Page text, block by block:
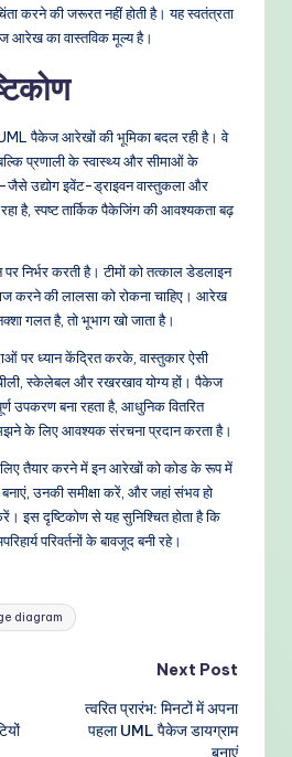
करने की जरूरत नहीं होती है। यह स्वतंत्रता
आरेख का वास्तविक मूल्य है।
UML पैकेज आरेखों की भूमिका बदल रही है। वे
प्रणाली के स्वास्थ्य और सीमाओं के
जैसे उद्योग इवेंट-ड्राइवन वास्तुकला और
है, स्पष्ट तार्किक पैकेजिंग की आवश्यकता बढ़
निर्भर करती है। टीमों को तत्काल डेडलाइन
करने की लालसा को रोकना चाहिए। आरेख
गलत है, तो भूभाग खो जाता है।
पर ध्यान केंद्रित करके, वास्तुकार ऐसी
स्केलेबल और रखरखाव योग्य हों। पैकेज
उपकरण बना रहता है, आधुनिक वितरित
के लिए आवश्यक संरचना प्रदान करता है।
लिए तैयार करने में इन आरेखों को कोड के रूप में
उनकी समीक्षा करें, और जहां संभव हो
इस दृष्टिकोण से यह सुनिश्चित होता है कि
परिवर्तनों के बावजूद बनी रहे।
diagram
Next Post
त्वरित प्रारंभ: मिनटों में अपना
पहला UML पैकेज डायग्राम
बनाएं